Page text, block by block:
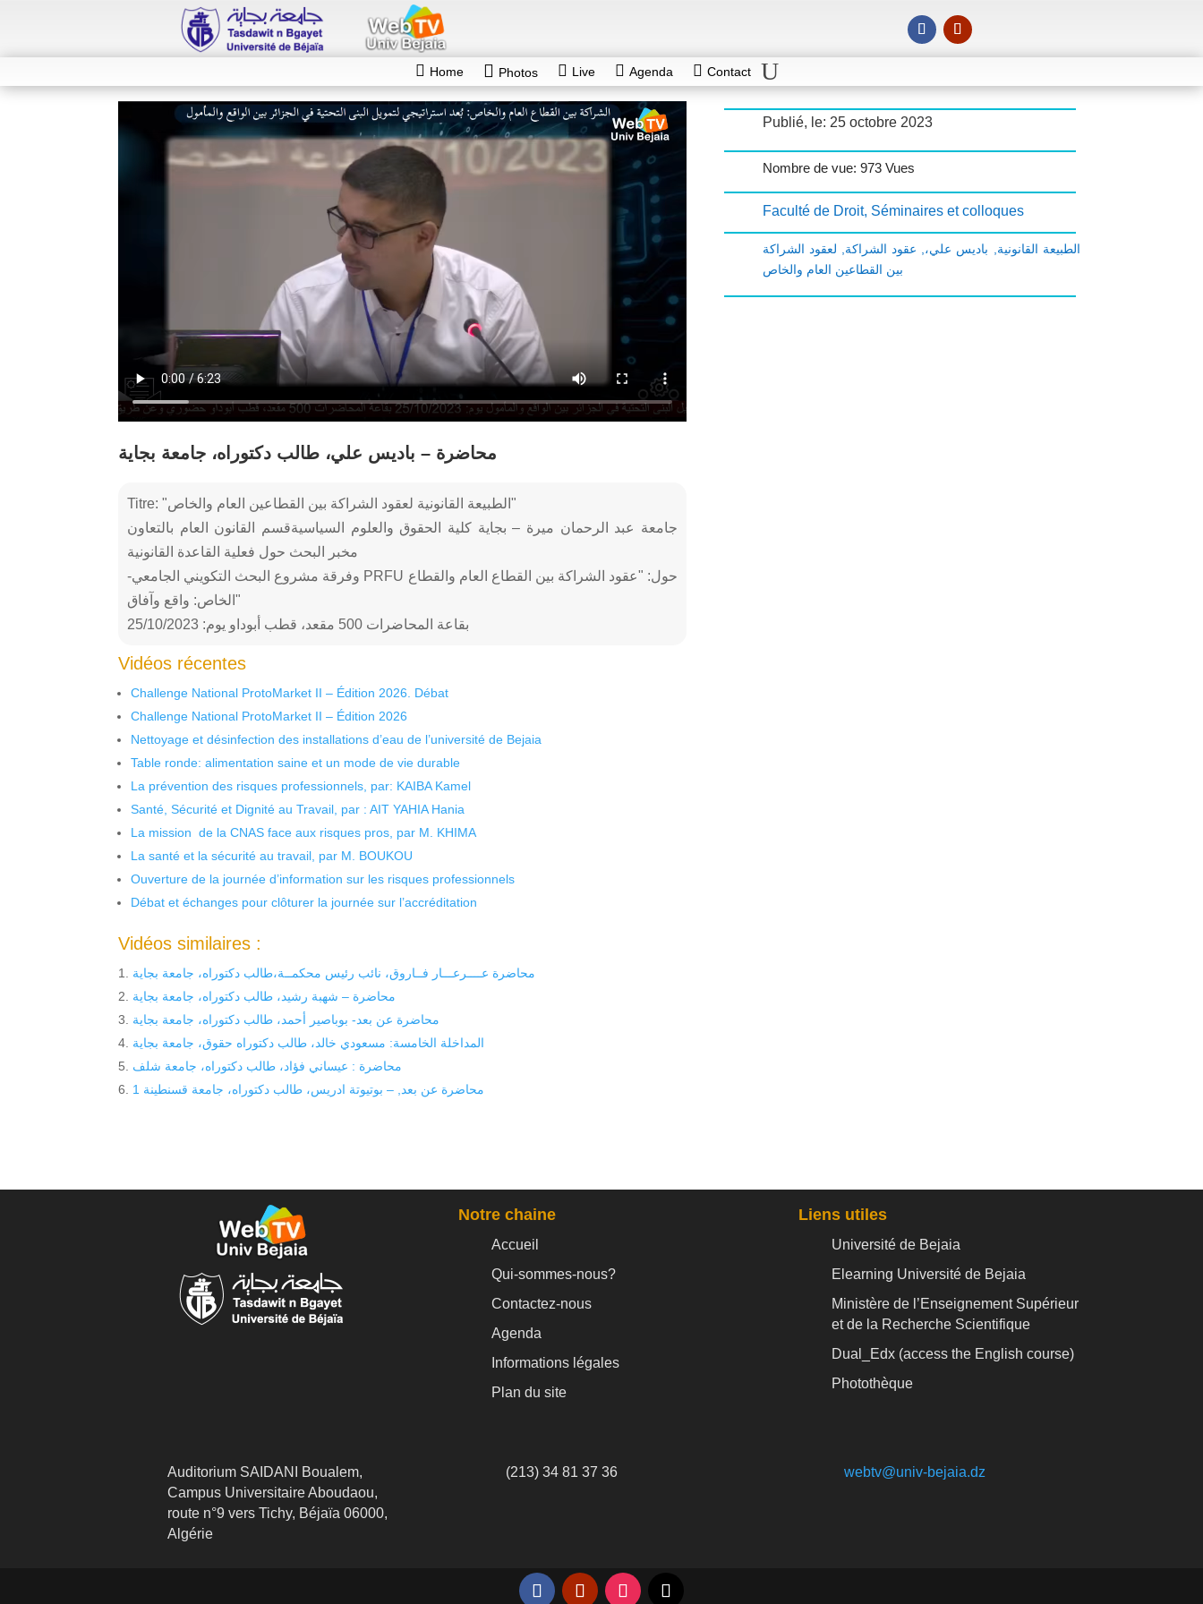
Home Photos Live Agenda Contact
محاضرة – باديس علي، طالب دكتوراه، جامعة بجاية
Titre: "الطبيعة القانونية لعقود الشراكة بين القطاعين العام والخاص"
جامعة عبد الرحمان ميرة – بجاية كلية الحقوق والعلوم السياسيةقسم القانون العام بالتعاون
مخبر البحث حول فعلية القاعدة القانونية
-وفرقة مشروع البحث التكويني الجامعي PRFU حول: "عقود الشراكة بين القطاع العام والقطاع
الخاص: واقع وآفاق"
بقاعة المحاضرات 500 مقعد، قطب أبوداو يوم: 25/10/2023
Vidéos récentes
Challenge National ProtoMarket II – Édition 2026. Débat
Challenge National ProtoMarket II – Édition 2026
Nettoyage et désinfection des installations d’eau de l’université de Bejaia
Table ronde: alimentation saine et un mode de vie durable
La prévention des risques professionnels, par: KAIBA Kamel
Santé, Sécurité et Dignité au Travail, par : AIT YAHIA Hania
La mission de la CNAS face aux risques pros, par M. KHIMA
La santé et la sécurité au travail, par M. BOUKOU
Ouverture de la journée d’information sur les risques professionnels
Débat et échanges pour clôturer la journée sur l’accréditation
Vidéos similaires :
محاضرة عــــرعـــار فــاروق، نائب رئيس محكمــة،طالب دكتوراه، جامعة بجاية
محاضرة – شهبة رشيد، طالب دكتوراه، جامعة بجاية
محاضرة عن بعد- بوباصير أحمد، طالب دكتوراه، جامعة بجاية
المداخلة الخامسة: مسعودي خالد، طالب دكتوراه حقوق، جامعة بجاية
محاضرة : عيساني فؤاد، طالب دكتوراه، جامعة شلف
محاضرة عن بعد, – بوتيوتة ادريس، طالب دكتوراه، جامعة قسنطينة 1
Publié, le: 25 octobre 2023
Nombre de vue: 973 Vues
Faculté de Droit, Séminaires et colloques
الطبيعة القانونية, باديس علي،, عقود الشراكة, لعقود الشراكة
بين القطاعين العام والخاص
Notre chaine
Accueil
Qui-sommes-nous?
Contactez-nous
Agenda
Informations légales
Plan du site
Liens utiles
Université de Bejaia
Elearning Université de Bejaia
Ministère de l’Enseignement Supérieur
et de la Recherche Scientifique
Dual_Edx (access the English course)
Photothèque
Auditorium SAIDANI Boualem,
Campus Universitaire Aboudaou,
route n°9 vers Tichy, Béjaïa 06000,
Algérie
(213) 34 81 37 36 webtv@univ-bejaia.dz